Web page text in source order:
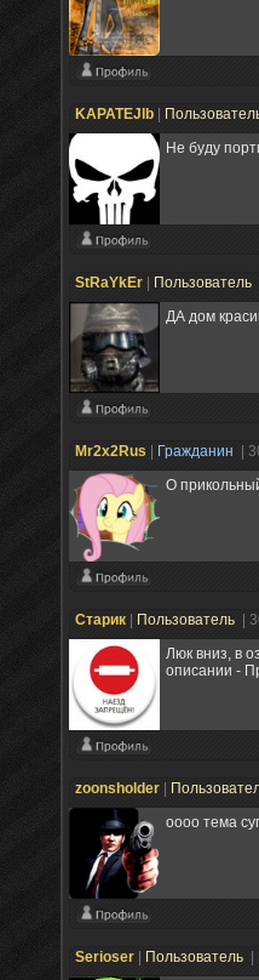
KAPATEJlb
Не буду
StRaYkEr Пользователь
ДА дом
Mr2x2Rus Гражданин |
О
Старик Пользователь
|
Люк вниз, в
описании -
zoonsholder
оооо тема
Serioser Пользователь